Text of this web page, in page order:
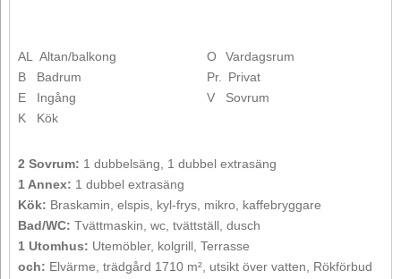
AL Altan/balkong
B
Badrum
E
Ingång
K
Kök
O
Vardagsrum
Pr. Privat
V
Sovrum
2 Sovrum: 1 dubbelsäng, 1 dubbel extrasäng
1 Annex: 1 dubbel extrasäng
Kök: Braskamin, elspis, kyl-frys, mikro, kaffebryggare
Bad/WC: Tvättmaskin, wc, tvättställ, dusch
1 Utomhus: Utemöbler, kolgrill, Terrasse
och: Elvärme, trädgård 1710 m², utsikt över vatten, Rökförbud